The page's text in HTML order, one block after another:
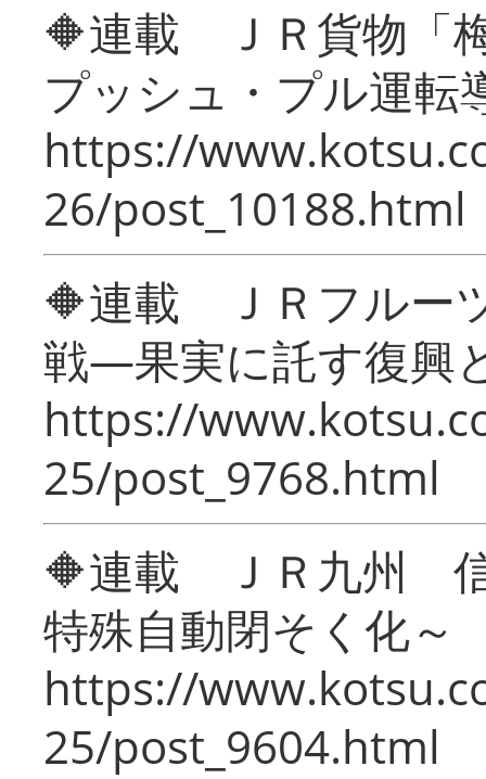
🔶連載 ＪＲ貨物「
プッシュ・プル運転
https://
26/post_10188.html
🔶連載 ＪＲフルー
戦―果実に託す復興
https://
25/post_9768.html
🔶連載 ＪＲ九州 信
特殊自動閉そく化～
https://
25/post_9604.html